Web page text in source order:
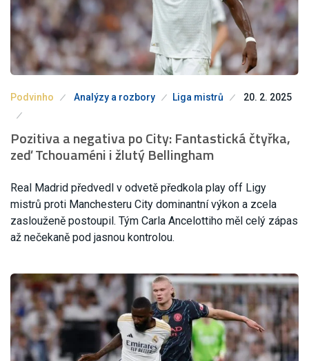
Podvinho Analýzy a rozbory Liga mistrů 20. 2. 2025
Pozitiva a negativa po City: Fantastická čtyřka,
zeď Tchouaméni i žlutý Bellingham
Real Madrid předvedl v odvetě předkola play off Ligy
mistrů proti Manchesteru City dominantní výkon a zcela
zaslouženě postoupil. Tým Carla Ancelottiho měl celý zápas
až nečekaně pod jasnou kontrolou.